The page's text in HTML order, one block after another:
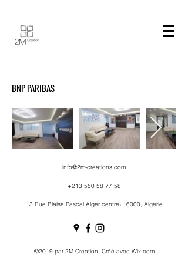
BNP PARIBAS
info@2m-creations.com
+213 550 58 77 58
13 Rue Blaise Pascal Alger centre، 16000, Algerie
©2019 par 2M Creation. Créé avec Wix.com